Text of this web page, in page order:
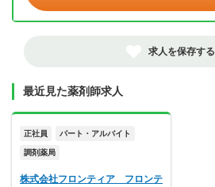
求人を保存する
最近見た薬剤師求人
正社員 パート・アルバイト
調剤薬局
株式会社フロンティア フロンテ